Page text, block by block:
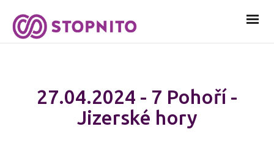
27.04.2024 - 7 Pohoří -
Jizerské hory